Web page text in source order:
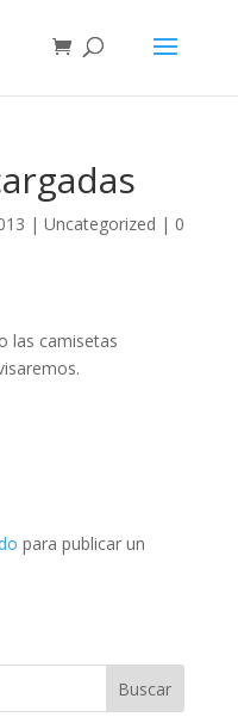
| Uncategorized | 0
las camisetas
para publicar un
Buscar